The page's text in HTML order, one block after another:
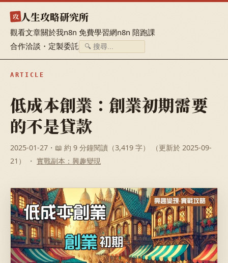
攻 人生攻略研究所
觀看文章關於我n8n 免費學習網n8n 陪跑課
合作洽談・定製委託
ARTICLE
低成本創業：創業初期需要
的不是貸款
2025-01-27 ・📖 約 9 分鐘閱讀（3,419 字） （更新於 2025-09-
21） ・ 實戰副本：興趣變現